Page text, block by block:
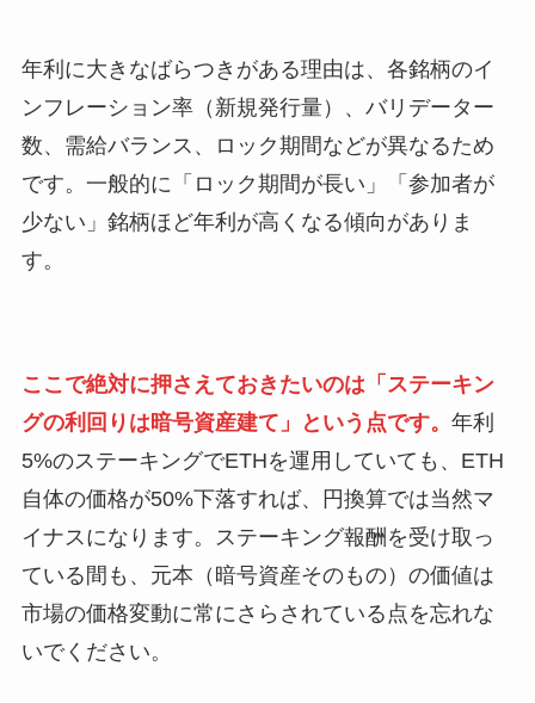
年利に大きなばらつきがある理由は、各銘柄のイ
ンフレーション率（新規発行量）、バリデーター
数、需給バランス、ロック期間などが異なるため
です。一般的に「ロック期間が長い」「参加者が
少ない」銘柄ほど年利が高くなる傾向がありま
す。
ここで絶対に押さえておきたいのは「ステーキン
グの利回りは暗号資産建て」という点です。 年利
5%のステーキングでETHを運用していても、ETH
自体の価格が50%下落すれば、円換算では当然マ
イナスになります。ステーキング報酬を受け取っ
ている間も、元本（暗号資産そのもの）の価値は
市場の価格変動に常にさらされている点を忘れな
いでください。